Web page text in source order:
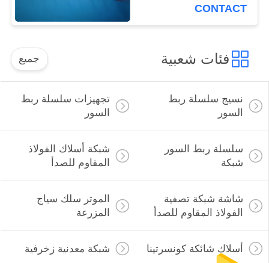
CONTACT
فئات شعبية جميع
نسيج سلسلة ربط
السور
تجهيزات سلسلة ربط
السور
سلسلة ربط السور
شبكة
شبكة أسلاك الفولاذ
المقاوم للصدأ
شاشة شبكة تصفية
الفولاذ المقاوم للصدأ
الموتر سلك سياج
المزرعة
أسلاك شائكة كونسرتينا شبكة معدنية زخرفية